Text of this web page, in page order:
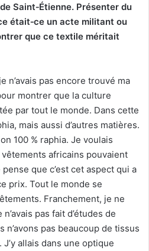
Saint‑Étienne. Présenter du
était‑ce un acte militant ou
que ce textile méritait
n’avais pas encore trouvé ma
montrer que la culture
par tout le monde. Dans cette
mais aussi d’autres matières.
100 % raphia. Je voulais
africains pouvaient
que c’est cet aspect qui a
prix. Tout le monde se
Franchement, je ne
pas fait d’études de
n’avons pas beaucoup de tissus
J’y allais dans une optique